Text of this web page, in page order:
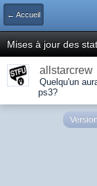
← Accueil
Mises à jour des
allstarcrew
Quelqu'un
ps3?